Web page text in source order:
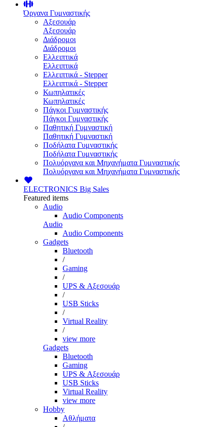
Όργανα Γυμναστικής
Αξεσουάρ
Αξεσουάρ
Διάδρομοι
Διάδρομοι
Ελλειπτικά
Ελλειπτικά
Ελλειπτικά - Stepper
Ελλειπτικά - Stepper
Κωπηλατικές
Κωπηλατικές
Πάγκοι Γυμναστικής
Πάγκοι Γυμναστικής
Παθητική Γυμναστική
Παθητική Γυμναστική
Ποδήλατα Γυμναστικής
Ποδήλατα Γυμναστικής
Πολυόργανα και Μηχανήματα Γυμναστικής
Πολυόργανα και Μηχανήματα Γυμναστικής
ELECTRONICS Big Sales
Featured items
Audio
Audio Components
Audio
Audio Components
Gadgets
Bluetooth
/
Gaming
/
UPS & Αξεσουάρ
/
USB Sticks
/
Virtual Reality
/
view more
Gadgets
Bluetooth
Gaming
UPS & Αξεσουάρ
USB Sticks
Virtual Reality
view more
Hobby
Αθλήματα